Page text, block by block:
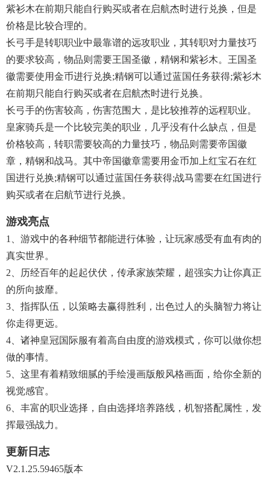
紫衫木在前期只能自行购买或者在启航杰时进行兑换，但是
价格是比较合理的。
长弓手是转职职业中最靠谱的远攻职业，其转职对力量技巧
的要求较高，物品则需要王国圣徽，精钢和紫衫木。王国圣
徽需要使用金币进行兑换;精钢可以通过蓝国任务获得;紫衫木
在前期只能自行购买或者在启航杰时进行兑换。
长弓手的伤害较高，伤害范围大，是比较推荐的远程职业。
皇家骑兵是一个比较完美的职业，几乎没有什么缺点，但是
价格较高，转职需要较高的力量技巧，物品则需要帝国徽
章，精钢和战马。其中帝国徽章需要用金币加上红宝石在红
国进行兑换;精钢可以通过蓝国任务获得;战马需要在红国进行
购买或者在启航节进行兑换。
游戏亮点
1、游戏中的各种细节都能进行体验，让玩家感受有血有肉的
真实世界。
2、历经百年的起起伏伏，传承家族荣耀，超强实力让你真正
的所向披靡。
3、指挥队伍，以策略去赢得胜利，出色过人的头脑智力将让
你走得更远。
4、诸神皇冠国际服有着高自由度的游戏模式，你可以做你想
做的事情。
5、这里有着精致细腻的手绘漫画版般风格画面，给你全新的
视觉感官。
6、丰富的职业选择，自由选择培养路线，机智搭配属性，发
挥最强战力。
更新日志
V2.1.25.59465版本